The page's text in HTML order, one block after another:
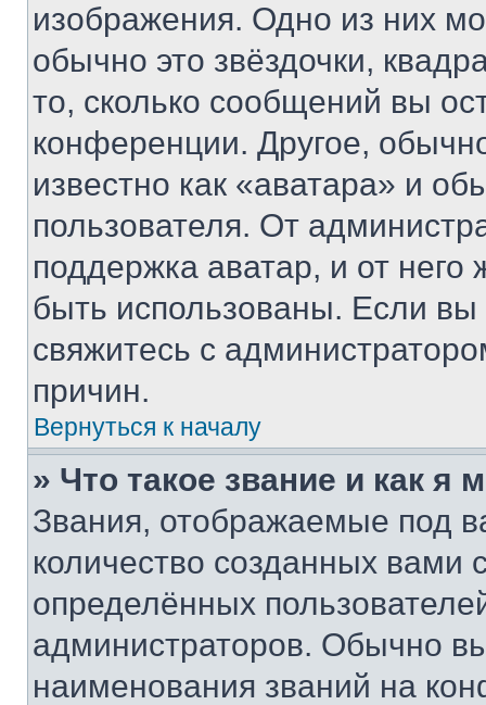
изображения. Одно из них
обычно это звёздочки,
то, сколько сообщений вы
конференции. Другое,
известно как «аватара» и
пользователя. От
поддержка аватар, и от него
быть использованы. Если
свяжитесь с
причин.
Вернуться к началу
» Что такое звание и как я
Звания, отображаемые под
количество созданных
определённых
администраторов. Обычно
наименования званий на